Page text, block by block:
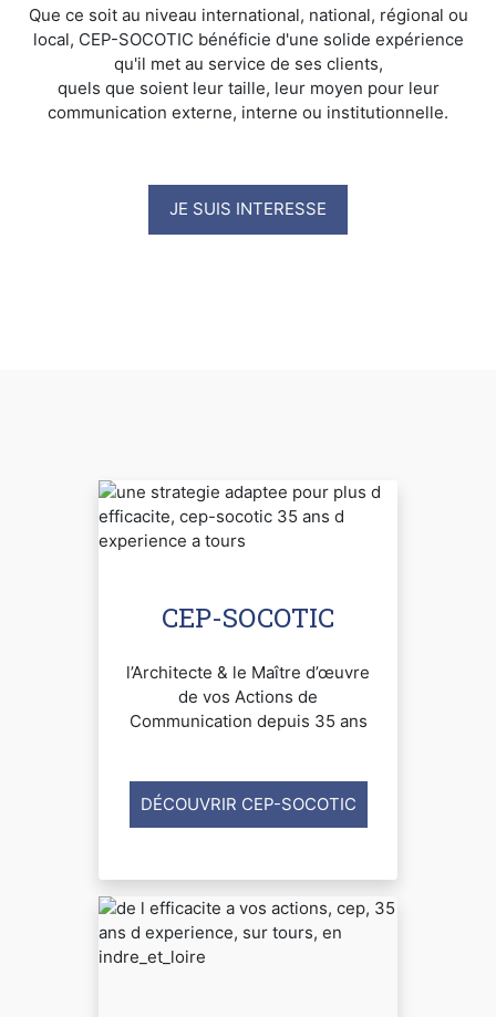
Que ce soit au niveau international, national, régional ou
local, CEP-SOCOTIC bénéficie d'une solide expérience
qu'il met au service de ses clients,
quels que soient leur taille, leur moyen pour leur
communication externe, interne ou institutionnelle.
JE SUIS INTERESSE
CEP-SOCOTIC
l’Architecte & le Maître d’œuvre
de vos Actions de
Communication depuis 35 ans
DÉCOUVRIR CEP-SOCOTIC